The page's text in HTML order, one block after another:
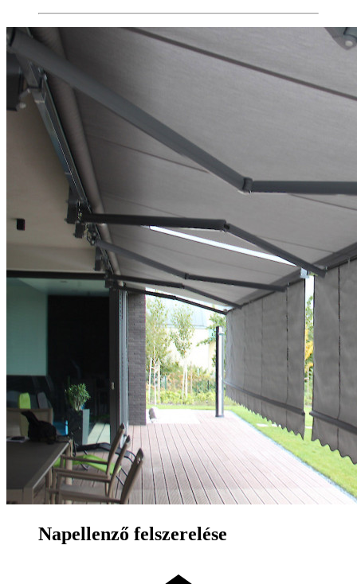
Napellenző felszerelése